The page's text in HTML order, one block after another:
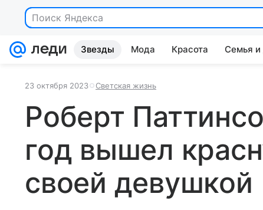
Поиск Яндекса
Звезды Мода Красота Семья и
23 октября 2023 Светская жизнь
Роберт
год вышел
своей девушкой